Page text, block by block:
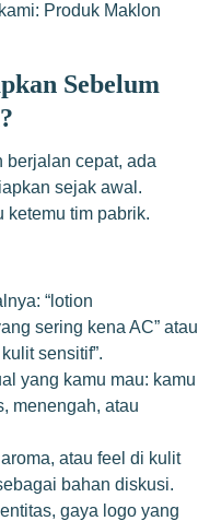
Produk Maklon
Sebelum
berjalan cepat, ada
sejak awal.
ketemu tim pabrik.
“lotion
sering kena AC” atau
sensitif”.
yang kamu mau: kamu
menengah, atau
atau feel di kulit
bahan diskusi.
gaya logo yang